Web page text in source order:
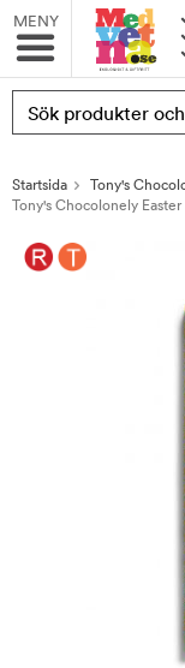
MENY
Startsida
Tony's
Tony's Chocolonely